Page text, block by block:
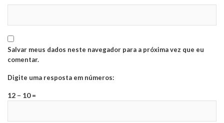
Salvar meus dados neste navegador para a próxima vez que eu
comentar.
Digite uma resposta em números:
12 − 10 =